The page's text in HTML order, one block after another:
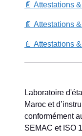
📄 Attestations
📄 Attestations
📄 Attestations
Laboratoire
Maroc et
conformément
SEMAC et ISO